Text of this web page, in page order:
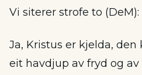
Vi siterer strofe to (DeM):
Ja, Kristus er kjelda, den
eit havdjup av fryd og av